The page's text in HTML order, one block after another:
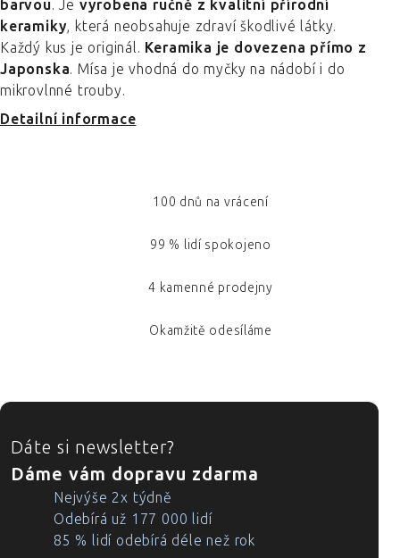
barvou. Je vyrobena ručně z kvalitní přírodní
keramiky, která neobsahuje zdraví škodlivé látky.
Každý kus je originál. Keramika je dovezena přímo z
Japonska. Mísa je vhodná do myčky na nádobí i do
mikrovlnné trouby.
Detailní informace
100 dnů na vrácení
99 % lidí spokojeno
4 kamenné prodejny
Okamžitě odesíláme
ZÁPATÍ
Dáte si newsletter?
Dáme vám dopravu zdarma
Nejvýše 2x týdně
Odebírá už 177 000 lidí
85 % lidí odebírá déle než rok